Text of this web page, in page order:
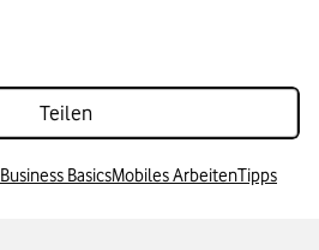
Teilen
Business BasicsMobiles ArbeitenTipps